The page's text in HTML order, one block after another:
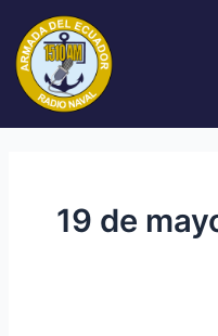
contenido
19 de